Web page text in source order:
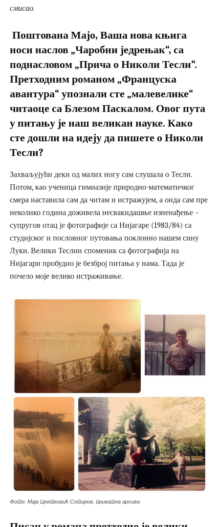
смисао.
Поштована Мајо, Ваша нова књига
носи наслов „Чаробни једрењак“, са
поднасловом „Прича о Николи Тесли“.
Претходним романом „Француска
авантура“ упознали сте „малевелике“
читаоце са Блезом Паскалом. Овог пута
у питању је наш великан науке. Како
сте дошли на идеју да пишете о Николи
Тесли?
Захваљујући деки од малих ногу сам слушала о Тесли.
Потом, као ученица гимназије природно-математичког
смера наставила сам да читам и истражујем, а онда сам пре
неколико година доживела несвакидашње изненађење –
супругов отац је фотографије са Нијагаре (1983/84) са
студијског и пословног путовања поклонио нашем сину
Луки. Велики Теслин споменик са фотографија на
Нијагари пробудио је безброј питања у нама. Тада је
почело моје велико истраживање.
Фото: Маја Цветковић Сотиров, приватна архива